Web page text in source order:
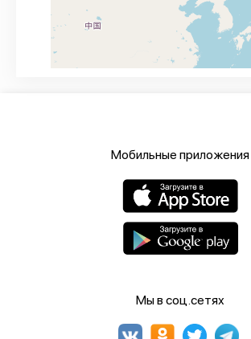
Мобильные приложения
Мы в соц.сетях